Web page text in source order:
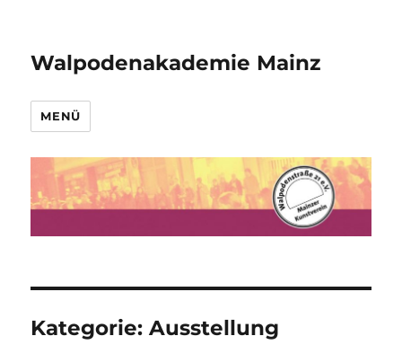
Walpodenakademie Mainz
MENÜ
Kategorie: Ausstellung